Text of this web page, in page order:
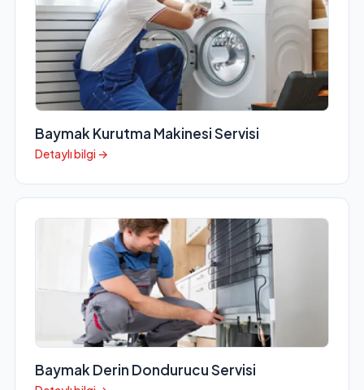
Baymak Kurutma Makinesi Servisi
Detaylı bilgi →
Baymak Derin Dondurucu Servisi